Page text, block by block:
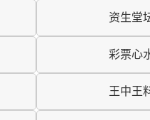
资生堂
彩票心
王中王